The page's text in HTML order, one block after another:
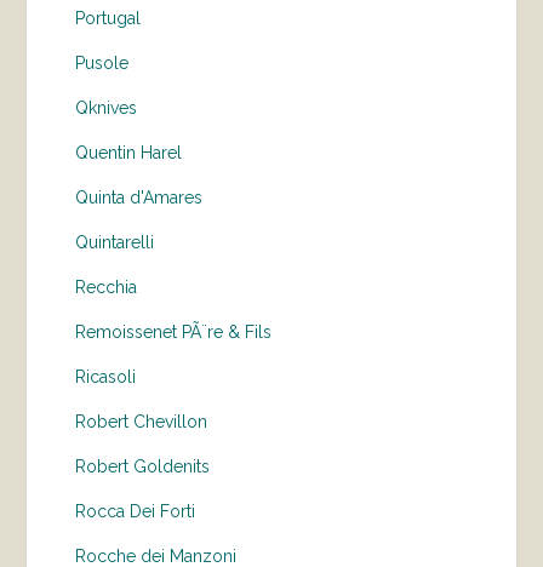
Portugal
Pusole
Qknives
Quentin Harel
Quinta d'Amares
Quintarelli
Recchia
Remoissenet PÃ¨re & Fils
Ricasoli
Robert Chevillon
Robert Goldenits
Rocca Dei Forti
Rocche dei Manzoni